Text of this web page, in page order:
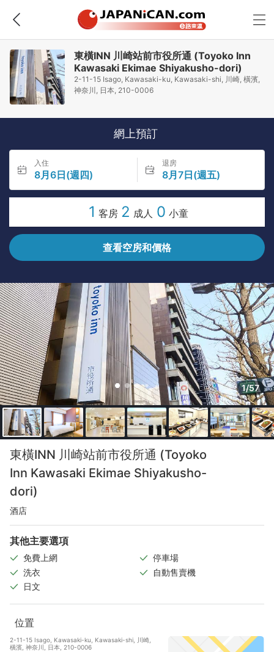
東橫INN 川崎站前市役所通 (Toyoko Inn
Kawasaki Ekimae Shiyakusho-dori)
2-11-15 Isago, Kawasaki-ku, Kawasaki-shi, 川崎, 橫濱,
神奈川, 日本, 210-0006
網上預訂
入住
8月6日(週四)
退房
8月7日(週五)
1 客房 2 成人 0 小童
查看空房和價格
1/57
東橫INN 川崎站前市役所通 (Toyoko
Inn Kawasaki Ekimae Shiyakusho-
dori)
酒店
其他主要選項
免費上網
停車場
洗衣
自動售賣機
日文
位置
2-11-15 Isago, Kawasaki-ku, Kawasaki-shi, 川崎,
橫濱, 神奈川, 日本, 210-0006